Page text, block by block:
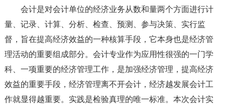
会计是对会计单位的经济业务从数和量两个方面进行计
量、记录、计算、分析、检查、预测、参与决策、实行监
督，旨在提高经济效益的一种核算手段，它本身也是经济管
理活动的重要组成部分。会计专业作为应用性很强的一门学
科、一项重要的经济管理工作，是加强经济管理，提高经济
效益的重要手段，经济管理离不开会计，经济越发展会计工
作就显得越重要。实践是检验真理的唯一标准。本次会计实